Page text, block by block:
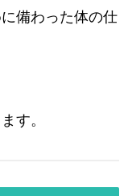
備わった体の仕
す。